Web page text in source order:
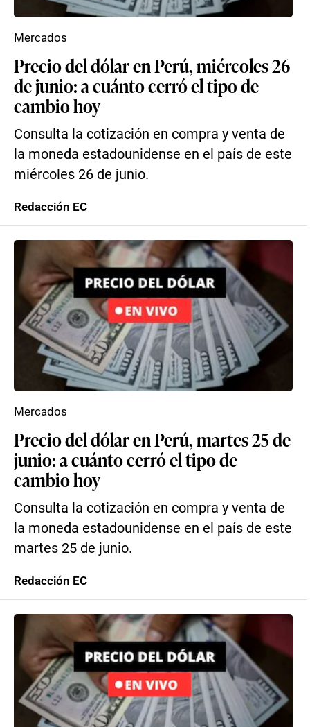
Precio del dólar en Perú, miércoles 26
de junio: a cuánto cerró el tipo de
cambio hoy
Consulta la cotización en compra y venta de
la moneda estadounidense en el país de este
miércoles 26 de junio.
Mercados
Redacción EC
Precio del dólar en Perú, martes 25 de
junio: a cuánto cerró el tipo de
cambio hoy
Consulta la cotización en compra y venta de
la moneda estadounidense en el país de este
martes 25 de junio.
Mercados
Redacción EC